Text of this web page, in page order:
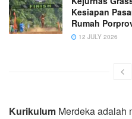
Kesiapan
Rumah
12 JULY 2026
Kurikulum Merdeka adalah